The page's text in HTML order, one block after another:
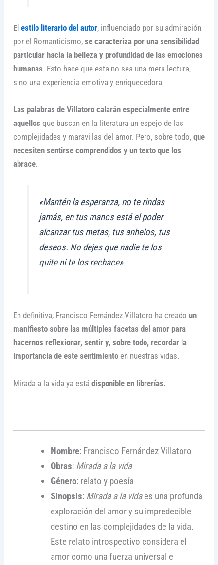
El estilo literario del autor, influenciado por su admiración
por el Romanticismo, se caracteriza por una sensibilidad
particular hacia la belleza y profundidad de las emociones
humanas. Esto hace que esta no sea una mera lectura,
sino una experiencia emotiva y enriquecedora.
Las palabras de Villatoro calarán especialmente entre
aquellos que buscan en la literatura un espejo de las
complejidades y maravillas del amor. Pero, sobre todo, que
necesiten sentirse comprendidos y un texto que los
abrace.
«Mantén la esperanza, no te rindas
jamás, en tus manos está el poder
alcanzar tus metas, tus anhelos, tus
deseos. No dejes que nadie te los
quite ni te los rechace».
En definitiva, Francisco Fernández Villatoro ha creado un
manifiesto sobre las múltiples facetas del amor para
hacernos reflexionar, sentir y, sobre todo, recordar la
importancia de este sentimientoen nuestras vidas.
Mirada a la vida ya está disponible en librerías.
Nombre: Francisco Fernández Villatoro
Obras: Mirada a la vida
Género: relato y poesía
Sinopsis: Mirada a la vidaes una profunda
exploración del amor y su impredecible
destino en las complejidades de la vida.
Este relato introspectivo considera el
amor como una fuerza universal e